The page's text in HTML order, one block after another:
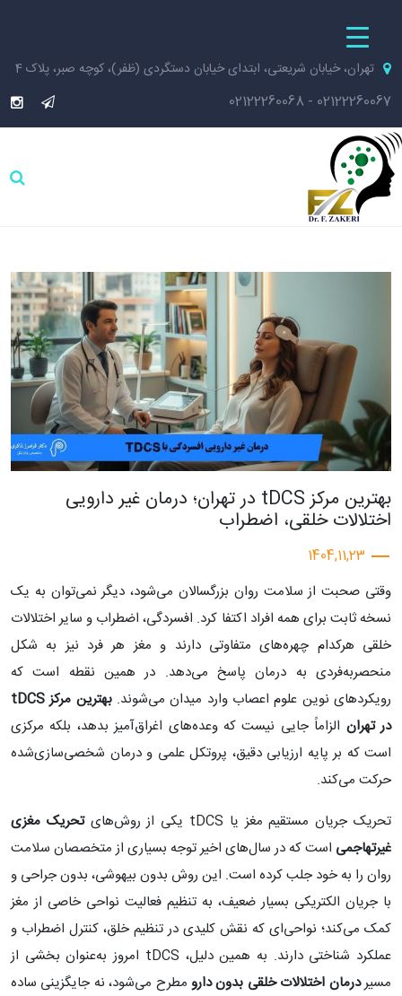
تهران، خیابان شریعتی، ابتدای خیابان دستگردی (ظفر)، کوچه صبر، پلاک 4
02122260067
-
02122260068
بهترین مرکز tDCS در تهران؛ درمان غیر دارویی
اختلالات خلقی، اضطراب
1404,11,23
وقتی صحبت از سلامت روان بزرگسالان می‌شود، دیگر نمی‌توان به یک
نسخه ثابت برای همه افراد اکتفا کرد. افسردگی، اضطراب و سایر اختلالات
خلقی هرکدام چهره‌های متفاوتی دارند و مغز هر فرد نیز به شکل
منحصربه‌فردی به درمان پاسخ می‌دهد. در همین نقطه است که
رویکردهای نوین علوم اعصاب وارد میدان می‌شوند.بهترین مرکزtDCS
در تهران الزاماً جایی نیست که وعده‌های اغراق‌آمیز بدهد، بلکه مرکزی
است که بر پایه ارزیابی دقیق، پروتکل علمی و درمان شخصی‌سازی‌شده
حرکت می‌کند.
تحریک جریان مستقیم مغز یا tDCS یکی از روش‌های
تحریک مغزی
غیرتهاجمی است که در سال‌های اخیر توجه بسیاری از متخصصان سلامت
روان را به خود جلب کرده است. این روش بدون بیهوشی، بدون جراحی و
با جریان الکتریکی بسیار ضعیف، به تنظیم فعالیت نواحی خاصی از مغز
کمک می‌کند؛ نواحی‌ای که نقش کلیدی در تنظیم خلق، کنترل اضطراب و
عملکرد شناختی دارند. به همین دلیل، tDCS امروز به‌عنوان بخشی از
مسیردرمان اختلالات خلقی بدون دارو مطرح می‌شود، نه جایگزینی ساده